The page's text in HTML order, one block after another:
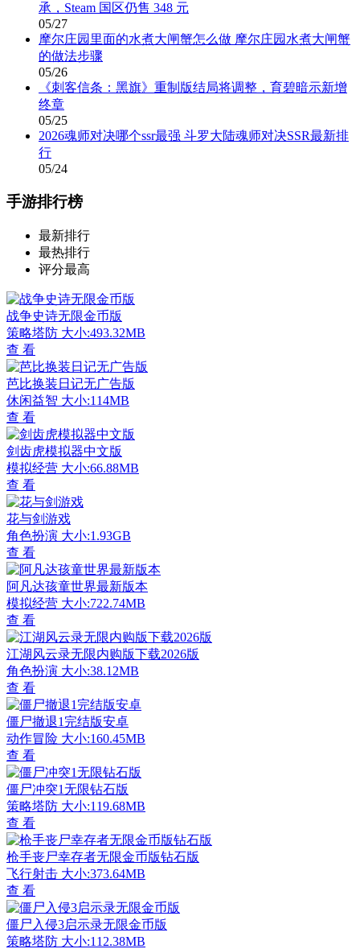
承，Steam 国区仍售 348 元
05/27
摩尔庄园里面的水煮大闸蟹怎么做 摩尔庄园水煮大闸蟹
的做法步骤
05/26
《刺客信条：黑旗》重制版结局将调整，育碧暗示新增
终章
05/25
2026魂师对决哪个ssr最强 斗罗大陆魂师对决SSR最新排
行
05/24
手游排行榜
最新排行
最热排行
评分最高
战争史诗无限金币版
策略塔防 大小:493.32MB
查 看
芭比换装日记无广告版
休闲益智 大小:114MB
查 看
剑齿虎模拟器中文版
模拟经营 大小:66.88MB
查 看
花与剑游戏
角色扮演 大小:1.93GB
查 看
阿凡达孩童世界最新版本
模拟经营 大小:722.74MB
查 看
江湖风云录无限内购版下载2026版
角色扮演 大小:38.12MB
查 看
僵尸撤退1完结版安卓
动作冒险 大小:160.45MB
查 看
僵尸冲突1无限钻石版
策略塔防 大小:119.68MB
查 看
枪手丧尸幸存者无限金币版钻石版
飞行射击 大小:373.64MB
查 看
僵尸入侵3启示录无限金币版
策略塔防 大小:112.38MB